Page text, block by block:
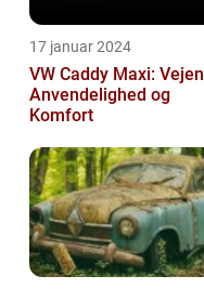
17 januar 2024
VW Caddy Maxi:
Anvendelighed og
Komfort